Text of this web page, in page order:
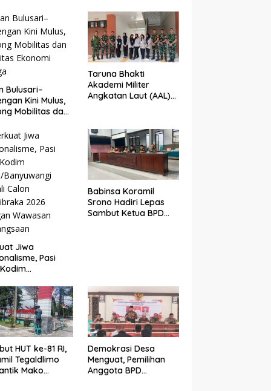
Besuk Kejayan,
Permudah Layanan
Kesehatan Santri
Bulusari–
Kini Mulus,
Mobilitas dan
Taruna Bhakti
Akademi Militer
Angkatan Laut (AAL)
Wujudkan Generasi
Disiplin dan Berjiwa
Nasionalis
Jiwa
Pasi
Calon
2026
Wawasan
Babinsa Koramil
Srono Hadiri Lepas
Sambut Ketua BPD
HUT ke-81 RI,
Tegaldlimo
Mako
Demokrasi Desa
Menguat, Pemilihan
Anggota BPD